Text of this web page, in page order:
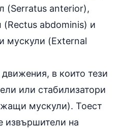
(Serratus anterior),
(Rectus abdominis) и
мускули (External
в които тези
или стабилизатори
мускули). Тоест
извършители на